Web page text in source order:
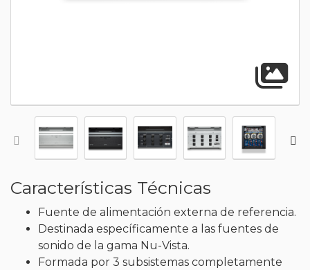
Características Técnicas
Fuente de alimentación externa de referencia.
Destinada específicamente a las fuentes de
sonido de la gama Nu-Vista.
Formada por 3 subsistemas completamente